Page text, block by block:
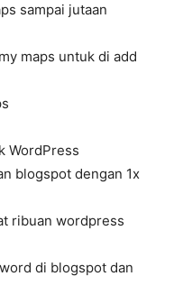
sampai jutaan
maps untuk di add
WordPress
blogspot dengan 1x
ribuan wordpress
di blogspot dan